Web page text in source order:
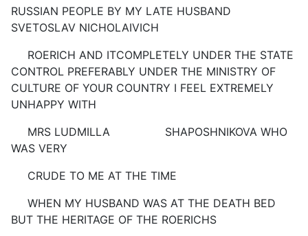
RUSSIAN PEOPLE BY MY LATE HUSBAND
SVETOSLAV NICHOLAIVICH
ROERICH AND ITCOMPLETELY UNDER THE STATE
CONTROL PREFERABLY UNDER THE MINISTRY OF
CULTURE OF YOUR COUNTRY I FEEL EXTREMELY
UNHAPPY WITH
MRS LUDMILLA SHAPOSHNIKOVA WHO
WAS VERY
CRUDE TO ME AT THE TIME
WHEN MY HUSBAND WAS AT THE DEATH BED
BUT THE HERITAGE OF THE ROERICHS